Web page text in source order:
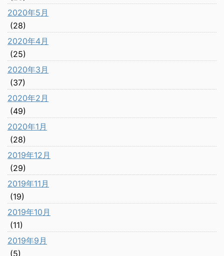
2020年5月
(28)
2020年4月
(25)
2020年3月
(37)
2020年2月
(49)
2020年1月
(28)
2019年12月
(29)
2019年11月
(19)
2019年10月
(11)
2019年9月
(5)